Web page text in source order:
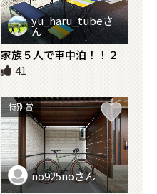
yu_haru_tubeさ
ん
家族５人で車中泊！！２
段ベッド＆テーブル・イ
スセット
41
特別賞
no925noさん